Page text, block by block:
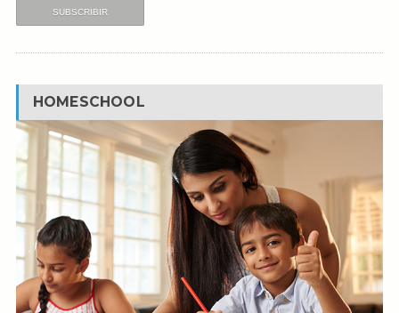
HOMESCHOOL